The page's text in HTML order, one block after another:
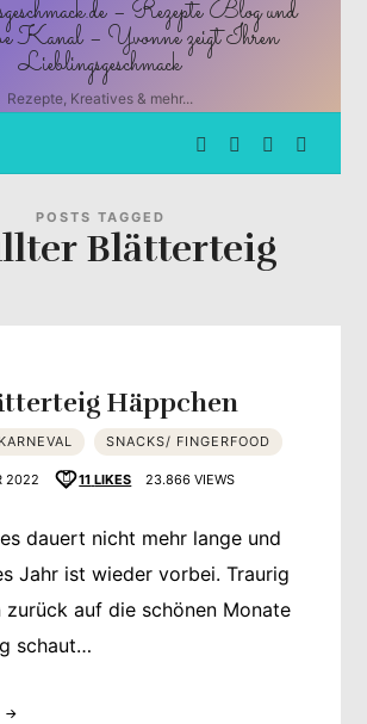
Rezepte, Kreatives & mehr...
POSTS TAGGED
Blätterteig
Häppchen
SNACKS/ FINGERFOOD
2022 11 LIKES 23.866 VIEWS
dauert nicht mehr lange und
Jahr ist wieder vorbei. Traurig
zurück auf die schönen Monate
schaut…